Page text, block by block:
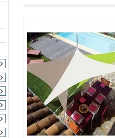





